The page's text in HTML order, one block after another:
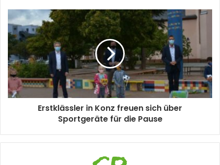
Erstklässler in Konz freuen sich über
Sportgeräte für die Pause